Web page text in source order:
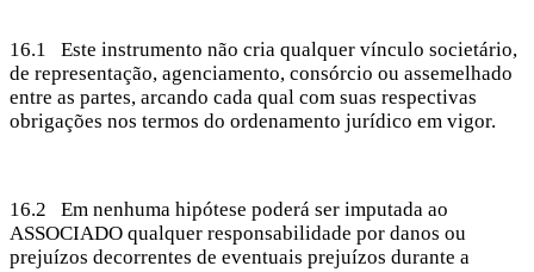
16.1 Este instrumento não cria qualquer vínculo societário,
de representação, agenciamento, consórcio ou assemelhado
entre as partes, arcando cada qual com suas respectivas
obrigações nos termos do ordenamento jurídico em vigor.
16.2 Em nenhuma hipótese poderá ser imputada ao
ASSOCIADO qualquer responsabilidade por danos ou
prejuízos decorrentes de eventuais prejuízos durante a